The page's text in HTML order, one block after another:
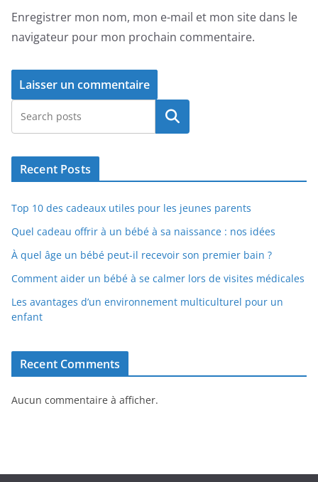
Enregistrer mon nom, mon e-mail et mon site dans le
navigateur pour mon prochain commentaire.
Rechercher
Recent Posts
Top 10 des cadeaux utiles pour les jeunes parents
Quel cadeau offrir à un bébé à sa naissance : nos idées
À quel âge un bébé peut-il recevoir son premier bain ?
Comment aider un bébé à se calmer lors de visites médicales
Les avantages d’un environnement multiculturel pour un
enfant
Recent Comments
Aucun commentaire à afficher.